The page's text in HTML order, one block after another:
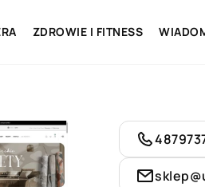
ZDROWIE I FITNESS